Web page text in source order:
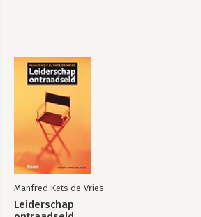
Manfred Kets de Vries
Leiderschap